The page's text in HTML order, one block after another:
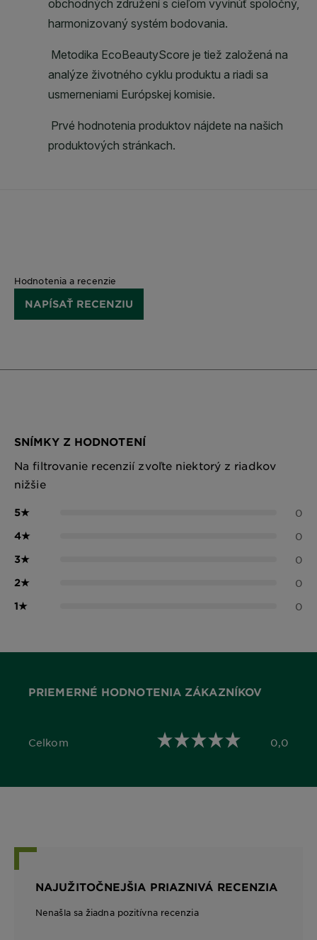
Hodnotenia a recenzie
NAPÍSAŤ RECENZIU
SNÍMKY Z HODNOTENÍ
Na filtrovanie recenzií zvoľte niektorý z riadkov
nižšie
5★ 0
4★ 0
3★ 0
2★ 0
1★ 0
PRIEMERNÉ HODNOTENIA ZÁKAZNÍKOV
Celkom
0,0 out of 5 stars 0,0
NAJUŽITOČNEJŠIA PRIAZNIVÁ RECENZIA
Nenašla sa žiadna pozitívna recenzia